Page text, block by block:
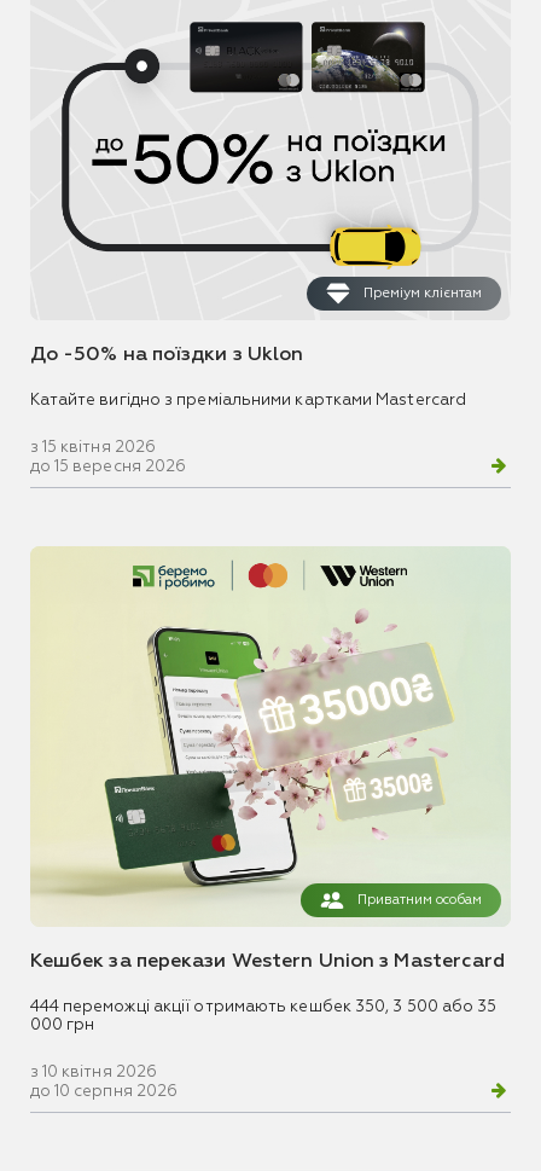
Преміум клієнтам
До -50% на поїздки з Uklon
Катайте вигідно з преміальними картками Mastercard
з 15 квітня 2026
до 15 вересня 2026
Приватним особам
Кешбек за перекази Western Union з Mastercard
444 переможці акції отримають кешбек 350, 3 500 або 35
000 грн
з 10 квітня 2026
до 10 серпня 2026